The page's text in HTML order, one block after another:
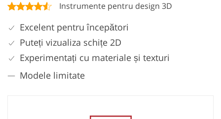
Instrumente pentru design 3D
Excelent pentru începători
Puteți vizualiza schițe 2D
Experimentați cu materiale și texturi
Modele limitate